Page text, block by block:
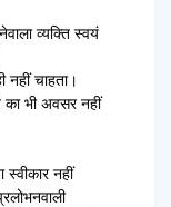
व्यक्ति स्वयं
चाहता।
भी अवसर नहीं
स्वीकार नहीं